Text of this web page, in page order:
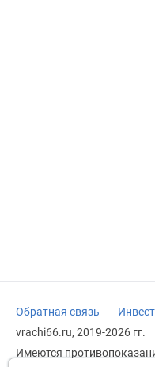
Обратная связь
vrachi66.ru, 2019-2026 гг.
Имеются